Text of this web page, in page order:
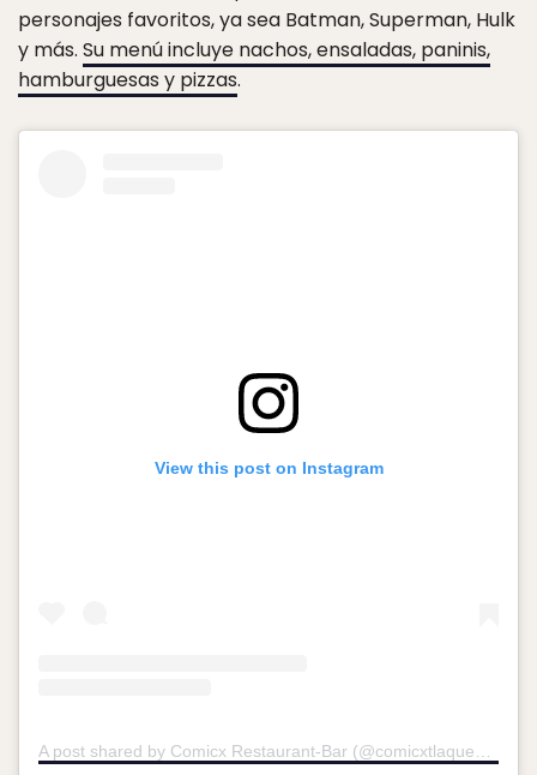
personajes favoritos, ya sea Batman, Superman, Hulk
y más. Su menú incluye nachos, ensaladas, paninis,
hamburguesas y pizzas.
View this post on Instagram